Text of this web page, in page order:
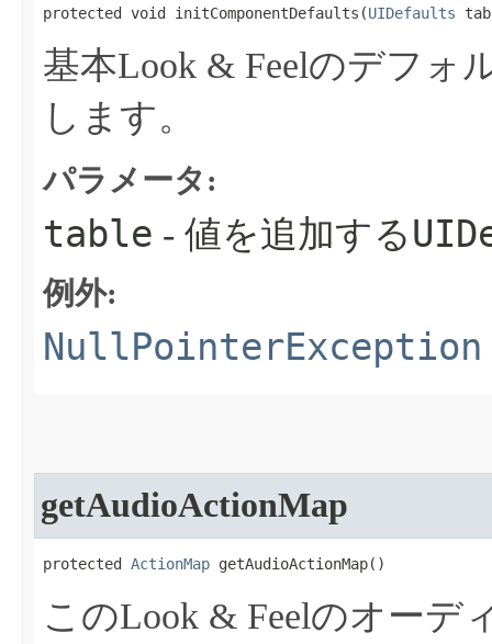
protected void initComponentDefaults​(UIDefaults
基本Look & Feelのデフォ
します。
パラメータ:
table - 値を追加する
例外:
NullPointerException
getAudioActionMap
protected ActionMap getAudioActionMap​()
このLook & Feelのオーデ